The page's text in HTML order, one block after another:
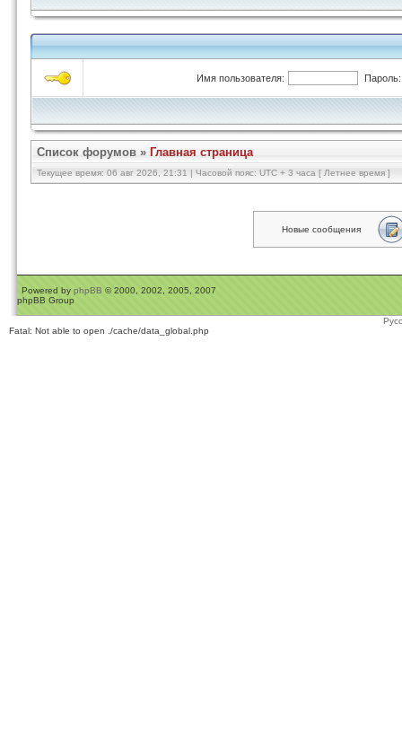
Имя пользователя: Пароль:
Список форумов » Главная страница
Текущее время: 06 авг 2026, 21:31 | Часовой пояс: UTC + 3 часа [ Летнее время ]
Новые сообщения
Powered by phpBB © 2000, 2002, 2005, 2007
phpBB Group
Fatal: Not able to open ./cache/data_global.php